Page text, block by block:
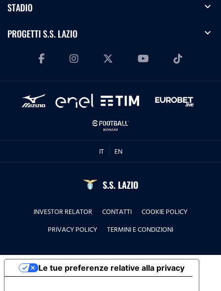
STADIO expand_more
PROGETTI S.S. LAZIO expand_more
IT EN
S.S. LAZIO
INVESTOR RELATOR CONTATTI
COOKIE POLICY
PRIVACY POLICY
TERMINI E CONDIZIONI
Le tue preferenze relative alla privacy